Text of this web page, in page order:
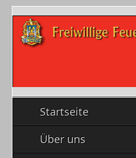
Startseite
Über uns